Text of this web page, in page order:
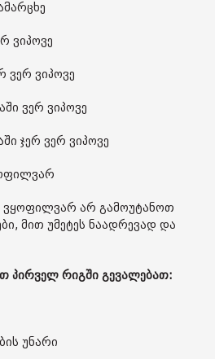
ვიპოვე
ვერ ვიპოვე
ვერ ვიპოვე
ჯერ ვერ ვიპოვე
ვყოფილვარ არ გამოუტანოთ
მით უმეტეს ნაადრევად და
პირველ რიგში გევალებათ:
უნარი